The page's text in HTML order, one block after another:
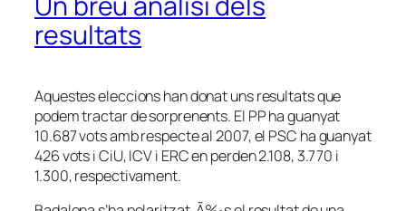
resultats
Aquestes eleccions han donat uns resultats que
podem tractar de sorprenents. El PP ha guanyat
10.687 vots amb respecte al 2007, el PSC ha guanyat
426 vots i CiU, ICV i ERC en perden 2.108, 3.770 i
1.300, respectivament.